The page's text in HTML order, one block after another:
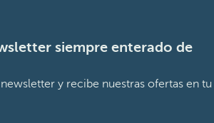
siempre enterado de
y recibe nuestras ofertas en tu